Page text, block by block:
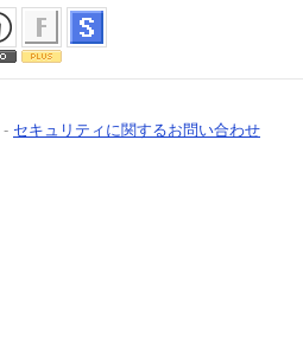
- セキュリティに関するお問い合わせ